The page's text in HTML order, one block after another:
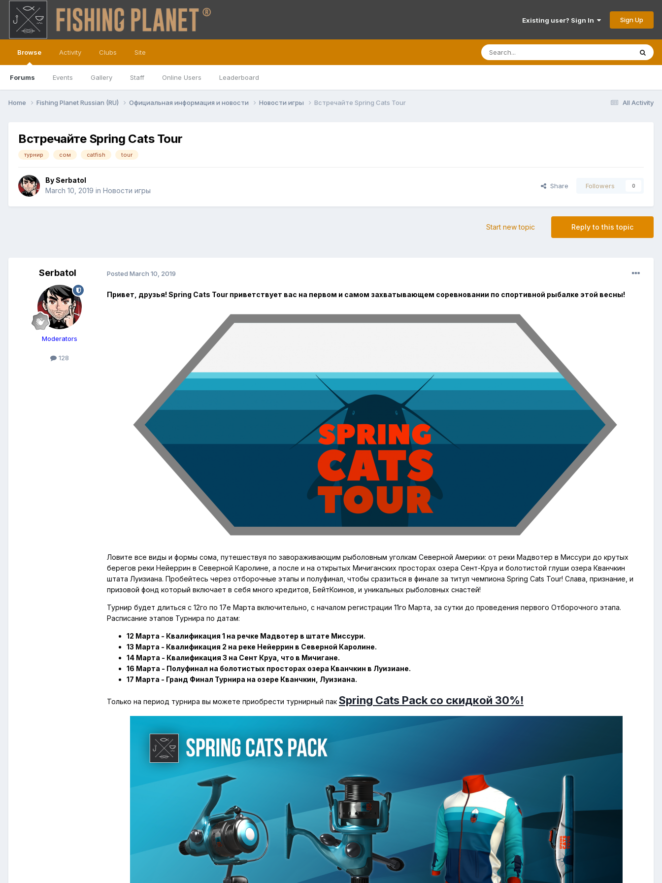
Existing user? Sign In Sign Up
Browse
Forums Events Gallery Staff Online Users Leaderboard
Activity Clubs Site
All Activity
Home Fishing Planet Russian (RU) Официальная информация и новости Новости игры Встречайте Spring Cats Tour
Встречайте Spring Cats Tour
турнир сом catfish tour
BySerbatol
March 10, 2019 in Новости игры
Share Followers 0
Reply to this topic
Start new topic
Serbatol
Moderators
128
Posted March 10, 2019
Привет, друзья! Spring Cats Tour приветствует вас на первом и самом захватывающем соревновании по спортивной рыбалке этой весны!
Ловите все виды и формы сома, путешествуя по завораживающим рыболовным уголкам Северной Америки: от реки Мадвотер в Миссури до крутых
берегов реки Нейеррин в Северной Каролине, а после и на открытых Мичиганских просторах озера Сент-Круа и болотистой глуши озера Кванчкин
штата Луизиана. Пробейтесь через отборочные этапы и полуфинал, чтобы сразиться в финале за титул чемпиона Spring Cats Tour! Слава, признание, и
призовой фонд который включает в себя много кредитов, БейтКоинов, и уникальных рыболовных снастей!
Турнир будет длиться с 12го по 17е Марта включительно, с началом регистрации 11го Марта, за сутки до проведения первого Отборочного этапа.
Расписание этапов Турнира по датам:
12 Марта - Квалификация 1 на речке Мадвотер в штате Миссури.
13 Марта - Квалификация 2 на реке Нейеррин в Северной Каролине.
14 Марта - Квалификация 3 на Сент Круа, что в Мичигане.
16 Марта - Полуфинал на болотистых просторах озера Кванчкин в Луизиане.
17 Марта - Гранд Финал Турнира на озере Кванчкин, Луизиана.
Только на период турнира вы можете приобрести турнирный пак Spring Cats Pack со скидкой 30%!